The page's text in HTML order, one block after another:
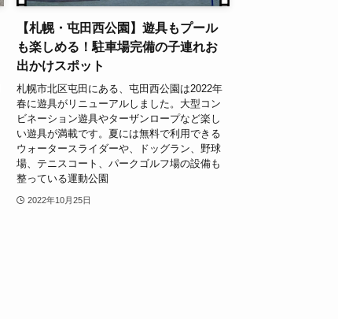
【札幌・屯田西公園】遊具もプール
も楽しめる！駐車場完備の子連れお
出かけスポット
札幌市北区屯田にある、屯田西公園は2022年
春に遊具がリニューアルしました。大型コン
ビネーション遊具やターザンロープなど楽し
い遊具が満載です。夏には無料で利用できる
ウォータースライダーや、ドッグラン、野球
場、テニスコート、パークゴルフ場の設備も
整っている運動公園
2022年10月25日